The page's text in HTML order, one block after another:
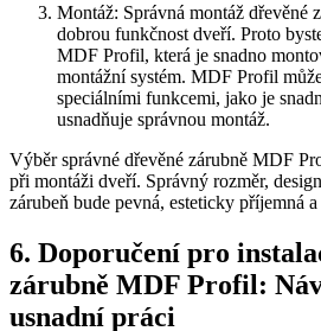
Montáž: Správná montáž dřevěné
dobrou funkčnost dveří. Proto
MDF Profil, která je snadno
montážní systém. MDF Profil
speciálními funkcemi, jako je
usnadňuje správnou montáž.
Výběr správné dřevěné zárubně MDF
při montáži dveří. Správný rozměr,
zárubeň bude pevná, esteticky příjemná
6. Doporučení pro
zárubně MDF Profil:
usnadní práci